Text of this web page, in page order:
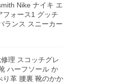
Nike ナイキ エ
フォース1 グッチ
ランス スニーカー
理 スコッチグレ
ハーフソール か
り革 腰裏 靴のかか